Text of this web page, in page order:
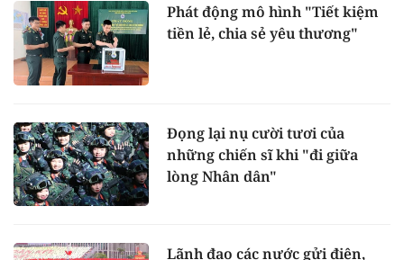
Phát động mô hình "Tiết kiệm
tiền lẻ, chia sẻ yêu thương"
Đọng lại nụ cười tươi của
những chiến sĩ khi "đi giữa
lòng Nhân dân"
Lãnh đạo các nước gửi điện,